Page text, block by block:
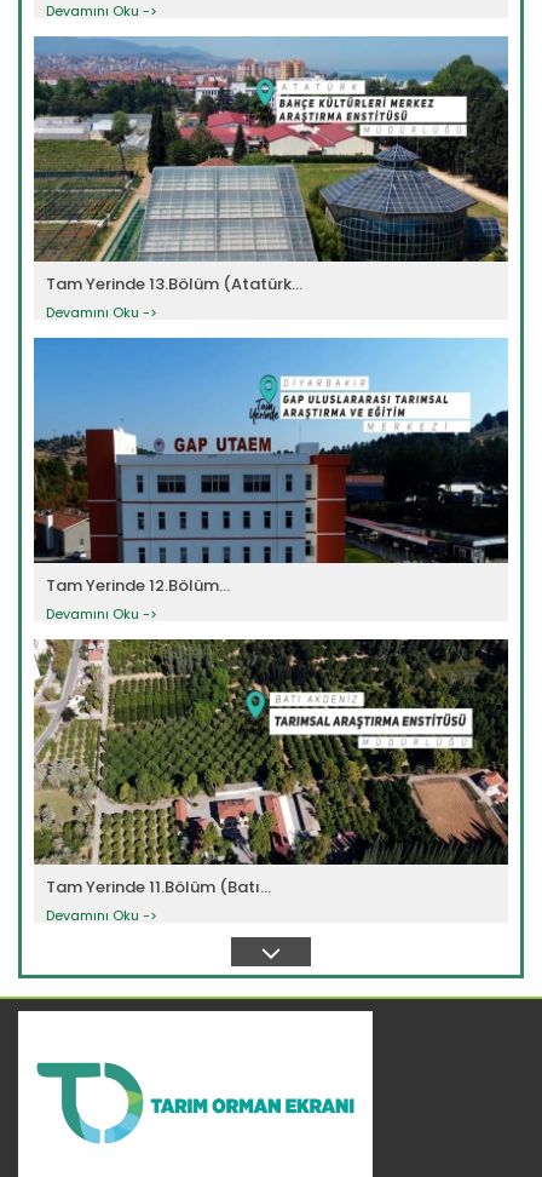
Devamını Oku ->
Tam Yerinde 13.Bölüm (Atatürk...
Devamını Oku ->
Tam Yerinde 12.Bölüm...
Devamını Oku ->
Tam Yerinde 11.Bölüm (Batı...
Devamını Oku ->